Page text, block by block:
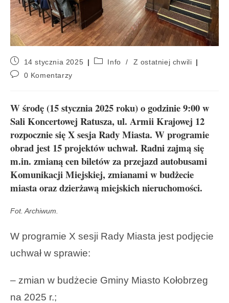
14 stycznia 2025 Info /
Z ostatniej chwili
0 Komentarzy
W środę (15 stycznia 2025 roku) o godzinie 9:00 w
Sali Koncertowej Ratusza, ul. Armii Krajowej 12
rozpocznie się X sesja Rady Miasta. W programie
obrad jest 15 projektów uchwał. Radni zajmą się
m.in. zmianą cen biletów za przejazd autobusami
Komunikacji Miejskiej, zmianami w budżecie
miasta oraz dzierżawą miejskich nieruchomości.
Fot. Archiwum.
W programie X sesji Rady Miasta jest podjęcie
uchwał w sprawie:
– zmian w budżecie Gminy Miasto Kołobrzeg
na 2025 r.;